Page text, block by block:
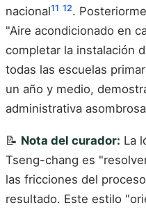
nacional11 12.
"Aire acondicionado en
completar la instalación
todas las escuelas
un año y medio,
administrativa asombrosa
📝 Nota del curador: La
Tseng-chang es
las fricciones del
resultado. Este estilo